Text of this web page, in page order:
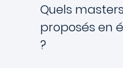
Quels
proposés en
?